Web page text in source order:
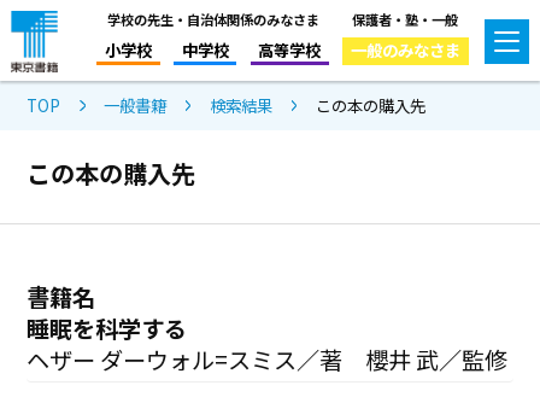
学校の先生・自治体関係のみなさま
小学校 中学校 高等学校
保護者・塾・一般
一般のみなさま
TOP 一般書籍 検索結果 この本の購入先
この本の購入先
書籍名
睡眠を科学する
ヘザー ダーウォル=スミス／著 櫻井 武／監修